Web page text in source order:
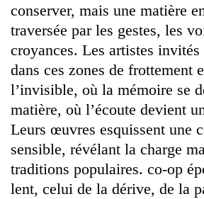
conserver, mais une matière
traversée par les gestes, les
croyances. Les artistes invités
dans ces zones de frottement
l’invisible, où la mémoire se
matière, où l’écoute devient
Leurs œuvres esquissent une
sensible, révélant la charge
traditions populaires. co-op
lent, celui de la dérive, de la